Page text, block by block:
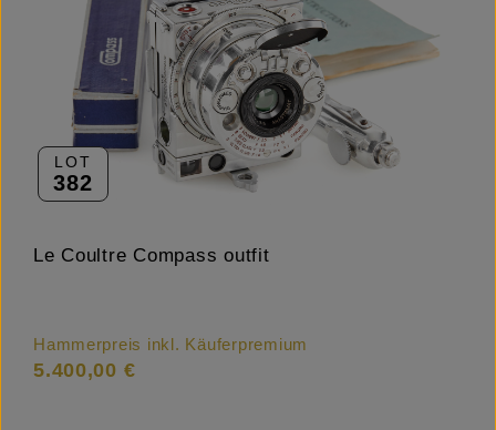
LOT
382
Le Coultre Compass outfit
Hammerpreis inkl. Käuferpremium
5.400,00 €